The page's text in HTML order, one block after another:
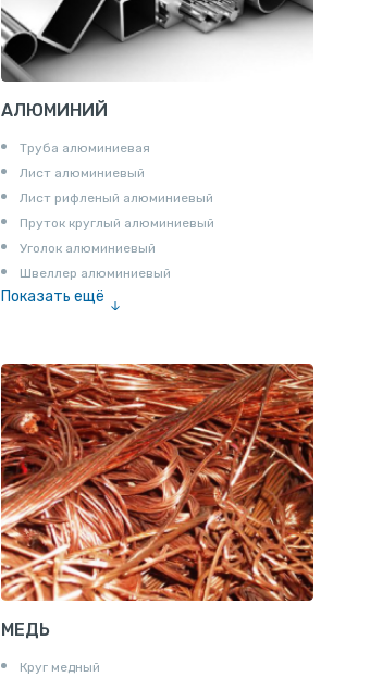
АЛЮМИНИЙ
Труба алюминиевая
Лист алюминиевый
Лист рифленый алюминиевый
Пруток круглый алюминиевый
Уголок алюминиевый
Швеллер алюминиевый
Показать ещё
Шина электротехническая
Алюминиевая плита
Z профиль алюминиевый
Т профиль алюминиевый
Пруток квадратный алюминиевый
Полоса алюминиевая
Пруток шестигранный алюминиевый
МЕДЬ
Круг медный